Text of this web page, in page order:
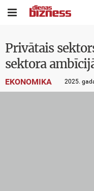

Privātais
sektora
EKONOMIKA 2025.